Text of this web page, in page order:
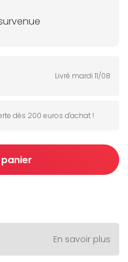
Livré mardi 11/08
dès 200 euros d'achat !
En savoir plus